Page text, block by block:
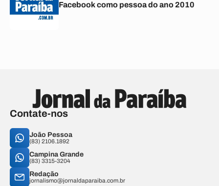
Facebook como pessoa do ano 2010
Contate-nos
João Pessoa
(83) 2106.1892
Campina Grande
(83) 3315-3204
Redação
jornalismo@jornaldaparaiba.com.br